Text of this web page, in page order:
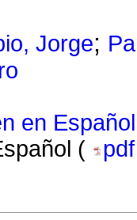
Jorge;
en Español
(